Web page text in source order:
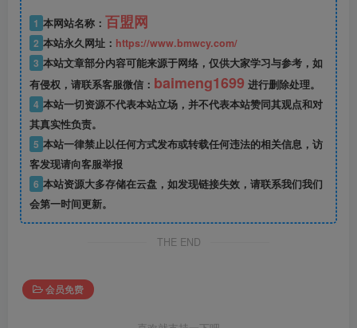
1 本网站名称： 百盟网
2 本站永久网址： https://www.bmwcy.com/
3 本站文章部分内容可能来源于网络，仅供大家学习与参考，如
有侵权，请联系客服微信： baimeng1699 进行删除处理。
4 本站一切资源不代表本站立场，并不代表本站赞同其观点和对
其真实性负责。
5 本站一律禁止以任何方式发布或转载任何违法的相关信息，访
客发现请向客服举报
6 本站资源大多存储在云盘，如发现链接失效，请联系我们我们
会第一时间更新。
THE END
会员免费